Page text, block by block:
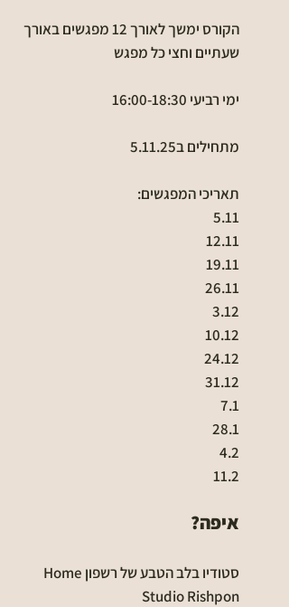
הקורס ימשך לאורך 12 מפגשים באורך
שעתיים וחצי כל מפגש
ימי רביעי 16:00-18:30
מתחילים ב5.11.25
תאריכי המפגשים:
5.11
12.11
19.11
26.11
3.12
10.12
24.12
31.12
7.1
28.1
4.2
11.2
איפה?
סטודיו בלב הטבע של רשפון Home
Studio Rishpon